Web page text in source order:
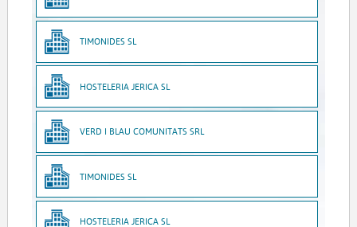
TIMONIDES SL
HOSTELERIA JERICA SL
VERD I BLAU COMUNITATS SRL
TIMONIDES SL
HOSTELERIA JERICA SL